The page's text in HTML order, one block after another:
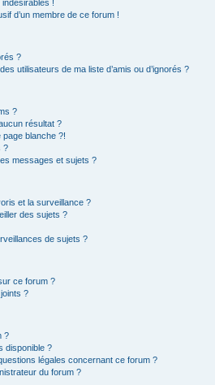
!
d’un membre de ce forum !
?
utilisateurs de ma liste d’amis ou d’ignorés ?
?
résultat ?
blanche ?!
?
messages et sujets ?
et la surveillance ?
des sujets ?
de sujets ?
ce forum ?
?
?
disponible ?
légales concernant ce forum ?
du forum ?